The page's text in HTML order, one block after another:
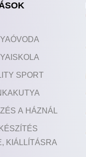
SPORT
A HÁZNÁL
KIÁLLÍTÁSRA